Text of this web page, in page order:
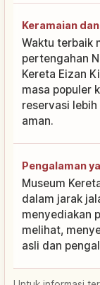
Keramaian
Waktu terbaik
pertengahan
Kereta Eizan
masa populer
reservasi
aman.
Pengalaman
Museum
dalam jarak
menyediakan
melihat,
asli dan